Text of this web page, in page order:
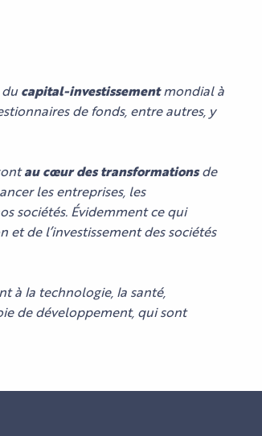
capital-investissementmondial à
de fonds, entre autres, y
au cœur des transformationsde
les entreprises, les
sociétés. Évidemment ce qui
de l’investissement des sociétés
à la technologie, la santé,
de développement, qui sont